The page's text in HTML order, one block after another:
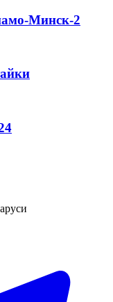
Минск-2